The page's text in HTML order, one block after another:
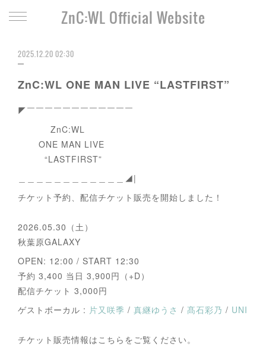
ZnC:WL Official Website
2025.12.20 02:30
ZnC:WL ONE MAN LIVE “LASTFIRST”
◤￣￣￣￣￣￣￣￣￣￣￣￣
ZnC:WL
ONE MAN LIVE
“LASTFIRST”
＿＿＿＿＿＿＿＿＿＿＿＿◢|
チケット予約、配信チケット販売を開始しました！
2026.05.30（土）
秋葉原GALAXY
OPEN: 12:00 / START 12:30
予約 3,400 当日 3,900円（+D）
配信チケット 3,000円
ゲストボーカル : 片又咲季 / 真継ゆうさ / 髙石彩乃 / UNI
チケット販売情報はこちらをご覧ください。